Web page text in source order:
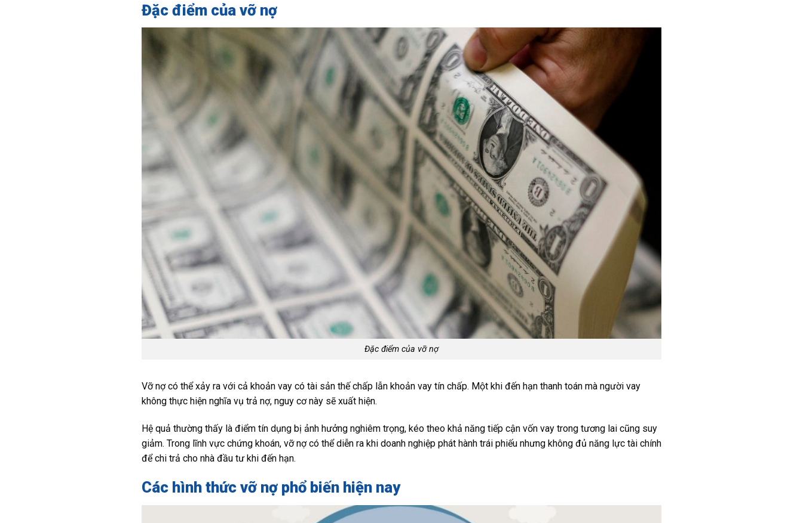
Đặc điểm của vỡ nợ
Đặc điểm của vỡ nợ
Vỡ nợ có thể xảy ra với cả khoản vay có tài sản thế chấp lẫn khoản vay tín chấp. Một khi đến hạn thanh toán mà người vay
không thực hiện nghĩa vụ trả nợ, nguy cơ này sẽ xuất hiện.
Hệ quả thường thấy là điểm tín dụng bị ảnh hưởng nghiêm trọng, kéo theo khả năng tiếp cận vốn vay trong tương lai cũng suy
giảm. Trong lĩnh vực chứng khoán, vỡ nợ có thể diễn ra khi doanh nghiệp phát hành trái phiếu nhưng không đủ năng lực tài chính
để chi trả cho nhà đầu tư khi đến hạn.
Các hình thức vỡ nợ phổ biến hiện nay